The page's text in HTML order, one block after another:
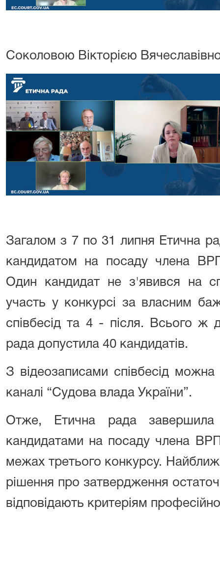
Соколовою Вікторією
Загалом з 7 по 31 липня Етична
кандидатом на посаду члена
Один кандидат не з'явився на
участь у конкурсі за власним
співбесід та 4 - після. Всього ж
рада допустила 40 кандидатів.
З відеозаписами співбесід
каналі “Судова влада України”.
Отже, Етична рада завершила
кандидатами на посаду члена
межах третього конкурсу.
рішення про затвердження
відповідають критеріям